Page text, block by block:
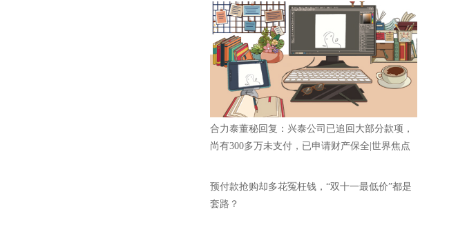
合力泰董秘回复：兴泰公司已追回大部分款项，
尚有300多万未支付，已申请财产保全|世界焦点
预付款抢购却多花冤枉钱，“双十一最低价”都是
套路？